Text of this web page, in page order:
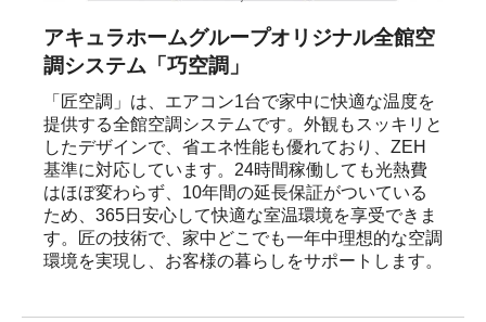
アキュラホームグループオリジナル全館空
調システム「巧空調」
「匠空調」は、エアコン1台で家中に快適な温度を
提供する全館空調システムです。外観もスッキリと
したデザインで、省エネ性能も優れており、ZEH
基準に対応しています。24時間稼働しても光熱費
はほぼ変わらず、10年間の延長保証がついている
ため、365日安心して快適な室温環境を享受できま
す。匠の技術で、家中どこでも一年中理想的な空調
環境を実現し、お客様の暮らしをサポートします。